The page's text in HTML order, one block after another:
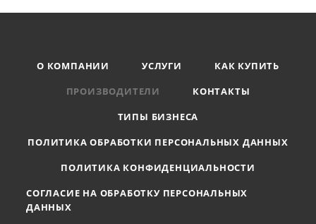
О КОМПАНИИ УСЛУГИ
КАК КУПИТЬ
ПРОИЗВОДИТЕЛИ
КОНТАКТЫ
ТИПЫ БИЗНЕСА
ПОЛИТИКА ОБРАБОТКИ ПЕРСОНАЛЬНЫХ ДАННЫХ
ПОЛИТИКА КОНФИДЕНЦИАЛЬНОСТИ
СОГЛАСИЕ НА ОБРАБОТКУ ПЕРСОНАЛЬНЫХ
ДАННЫХ